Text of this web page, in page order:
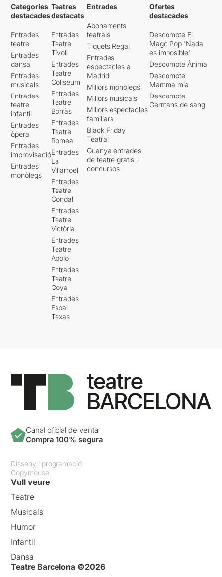
Categories
destacades
Entrades
teatre
Entrades
dansa
Entrades
musicals
Entrades
teatre
infantil
Entrades
òpera
Entrades
improvisació
Entrades
monòlegs
Teatres
destacats
Entrades
Teatre
Tívoli
Entrades
Teatre
Coliseum
Entrades
Teatre
Borràs
Entrades
Teatre
Romea
Entrades
La
Villarroel
Entrades
Teatre
Condal
Entrades
Teatre
Victòria
Entrades
Teatre
Apolo
Entrades
Teatre
Goya
Entrades
Espai
Texas
Entrades
Abonaments
teatrals
Tiquets Regal
Entrades
espectacles a
Madrid
Millors monòlegs
Millors musicals
Millors espectacles
familiars
Black Friday
Teatral
Guanya entrades
de teatre gratis -
concursos
Ofertes
destacades
Descompte El
Mago Pop 'Nada
es imposible'
Descompte Ànima
Descompte
Mamma mia
Descompte
Germans de sang
Canal oficial de venta
Compra 100% segura
Disseny i programació:
Copymouse
Vull veure
Teatre
Musicals
Humor
Infantil
Dansa
Teatre Barcelona ©2026